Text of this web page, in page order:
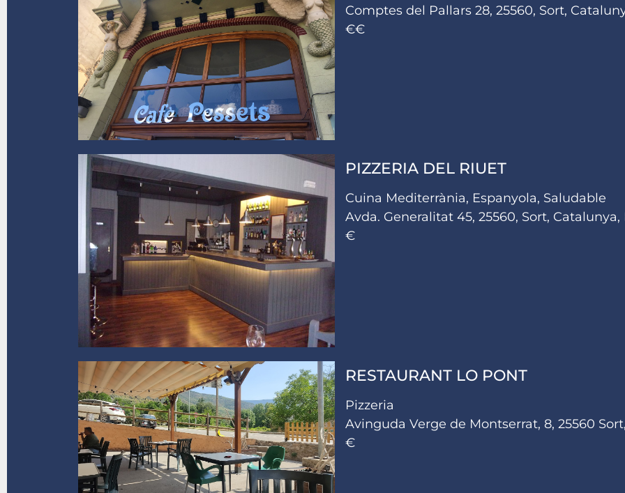
Comptes del Pallars 28, 25560, Sort,
€€
PIZZERIA DEL RIUET
Cuina Mediterrània, Espanyola, Saludable
Avda. Generalitat 45, 25560, Sort, Catalunya,
€
RESTAURANT LO PONT
Pizzeria
Avinguda Verge de Montserrat, 8, 25560
€